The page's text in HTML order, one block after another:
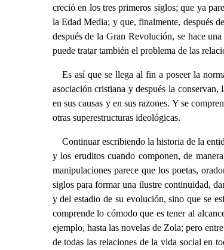
creció en los tres primeros siglos; que ya
la Edad Media; y que, finalmente, después
después de la Gran Revolución, se hace
puede tratar también el problema de las
Es así que se llega al fin a poseer la
asociación cristiana y después la
en sus causas y en sus razones. Y se
otras superestructuras ideológicas.
Continuar escribiendo la historia de la
y los eruditos cuando componen, de
manipulaciones parece que los poetas,
siglos para formar una ilustre continuidad,
y del estadio de su evolución, sino que se
comprende lo cómodo que es tener al
ejemplo, hasta las novelas de Zola; pero
de todas las relaciones de la vida social en